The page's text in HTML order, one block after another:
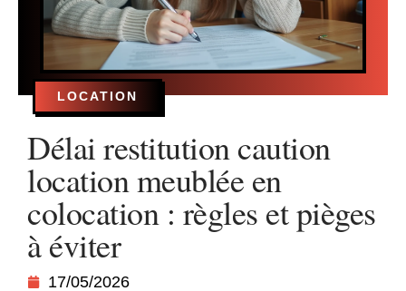
LOCATION
Délai restitution caution
location meublée en
colocation : règles et pièges
à éviter
17/05/2026